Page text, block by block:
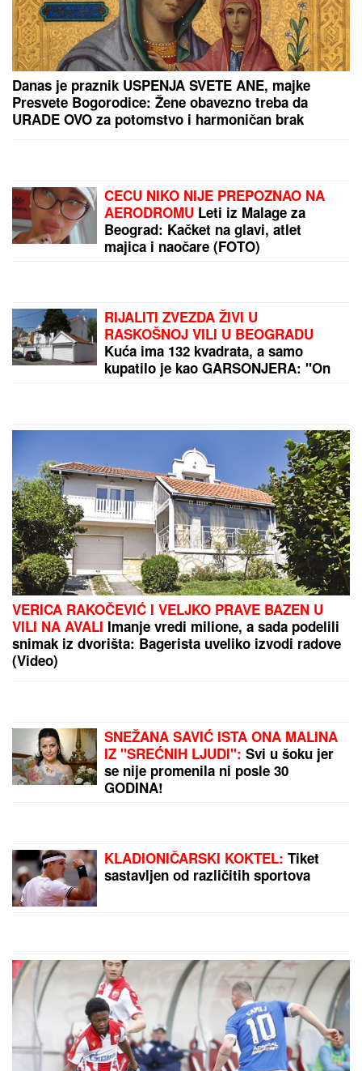
fotografija, zajedno ispod šatora
"Razvešćemo se, bilo je velikih kriza" Naš pevač o
supruzi sa kojom je 34 godine u braku: “Odoh, to je
to”